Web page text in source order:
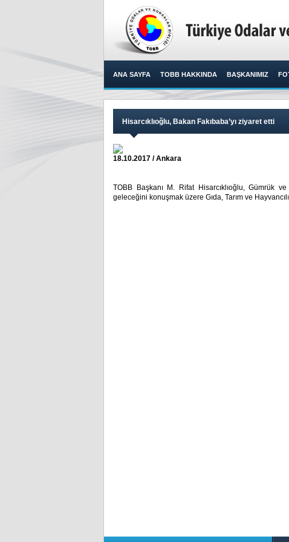
ANA SAYFA TOBB HAKKINDA BAŞKANIMIZ
Hisarcıklıoğlu, Bakan Fakıbaba’yı ziyaret etti
18.10.2017 / Ankara
TOBB Başkanı M. Rifat Hisarcıklıoğlu, Gümrük
geleceğini konuşmak üzere Gıda, Tarım ve